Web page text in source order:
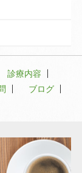
診療内容
ブログ